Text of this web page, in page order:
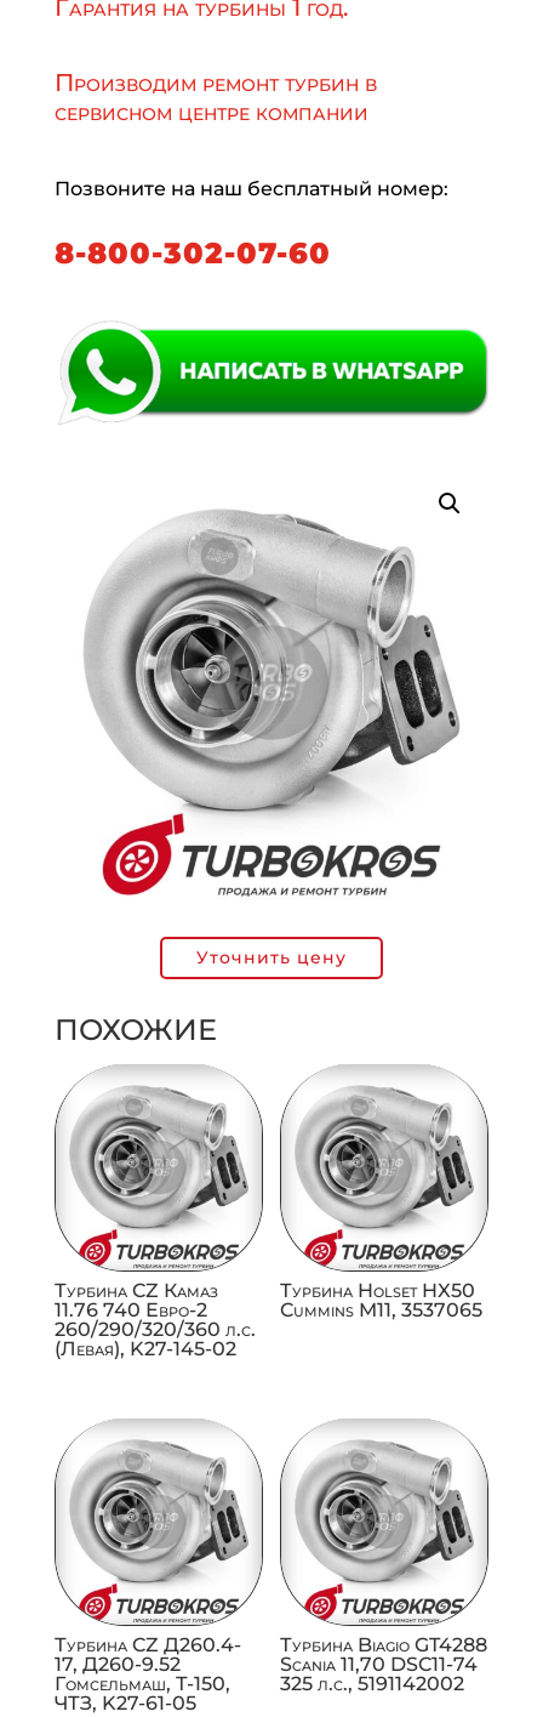
Гарантия на турбины 1 год.
Производим ремонт турбин в
сервисном центре компании
Позвоните на наш бесплатный номер:
8-800-302-07-60
Уточнить цену
ПОХОЖИЕ
Турбина CZ Камаз
11.76 740 Евро-2
260/290/320/360 л.с.
(Левая), K27-145-02
Турбина Holset HX50
Cummins M11, 3537065
Турбина CZ Д260.4-
17, Д260-9.52
Гомсельмаш, Т-150,
ЧТЗ, K27-61-05
Турбина Biagio GT4288
Scania 11,70 DSC11-74
325 л.с., 5191142002